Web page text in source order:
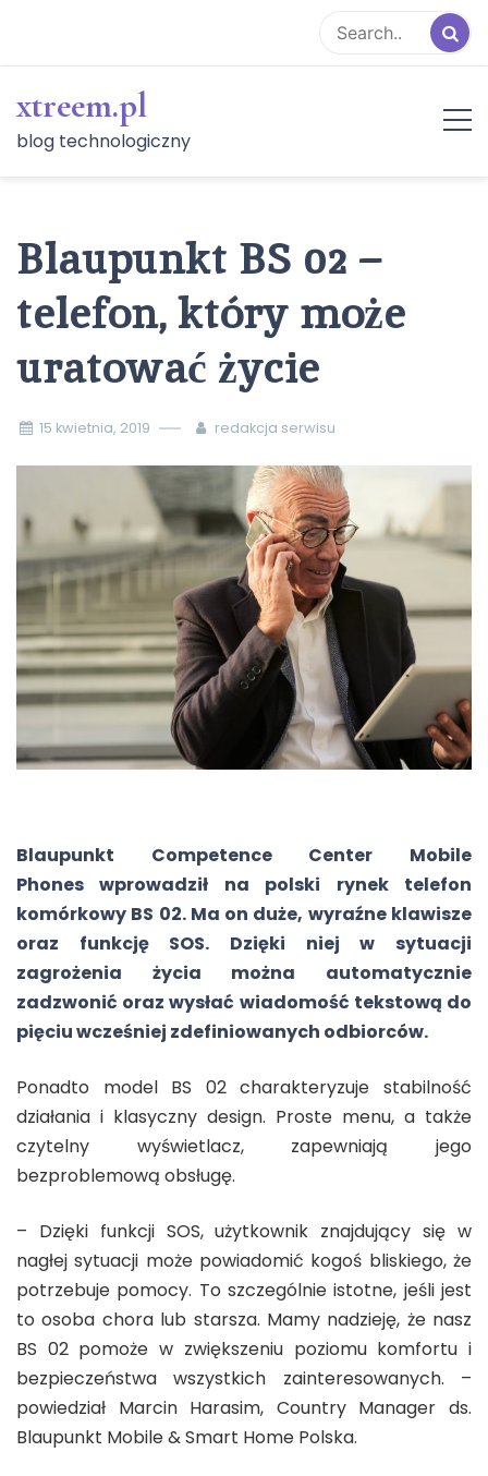
content
xtreem.pl
blog technologiczny
Blaupunkt BS 02 –
telefon, który może
uratować życie
15 kwietnia, 2019 redakcja serwisu
Blaupunkt Competence Center Mobile
Phones wprowadził na polski rynek telefon
komórkowy BS 02. Ma on duże, wyraźne klawisze
oraz funkcję SOS. Dzięki niej w sytuacji
zagrożenia życia można automatycznie
zadzwonić oraz wysłać wiadomość tekstową do
pięciu wcześniej zdefiniowanych odbiorców.
Ponadto model BS 02 charakteryzuje stabilność
działania i klasyczny design. Proste menu, a także
czytelny wyświetlacz, zapewniają jego
bezproblemową obsługę.
– Dzięki funkcji SOS, użytkownik znajdujący się w
nagłej sytuacji może powiadomić kogoś bliskiego, że
potrzebuje pomocy. To szczególnie istotne, jeśli jest
to osoba chora lub starsza. Mamy nadzieję, że nasz
BS 02 pomoże w zwiększeniu poziomu komfortu i
bezpieczeństwa wszystkich zainteresowanych. –
powiedział Marcin Harasim, Country Manager ds.
Blaupunkt Mobile & Smart Home Polska.